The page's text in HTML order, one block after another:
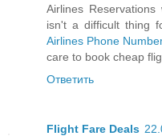
Airlines
isn't a difficult thing
Airlines Phone Number
care to book cheap
Ответить
Flight Fare Deals